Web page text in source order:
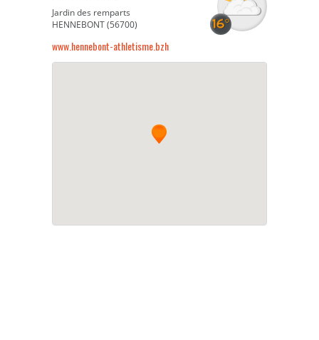
Jardin des remparts
HENNEBONT (56700)
www.hennebont-athletisme.bzh